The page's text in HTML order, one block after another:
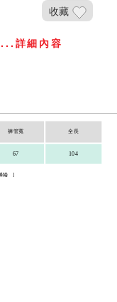
收藏
...詳細內容